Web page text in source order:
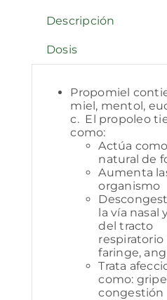
Descripción
Dosis
Propomiel
miel, mentol,
c. El propoleo
como:
Actúa
natural de
Aumenta
organismo
la vía nasal
del tracto
faringe,
Trata
como:
congestión